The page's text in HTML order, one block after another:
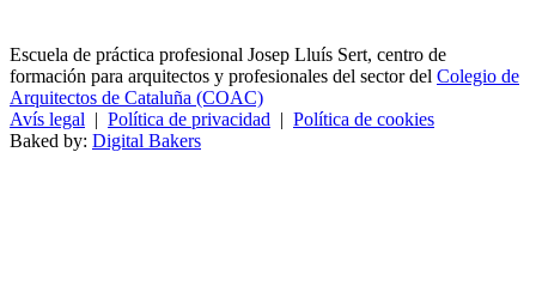
Escuela de práctica profesional Josep Lluís Sert, centro de
formación para arquitectos y profesionales del sector del Colegio de
Arquitectos de Cataluña (COAC)
Avís legal | Política de privacidad | Política de cookies
Baked by: Digital Bakers